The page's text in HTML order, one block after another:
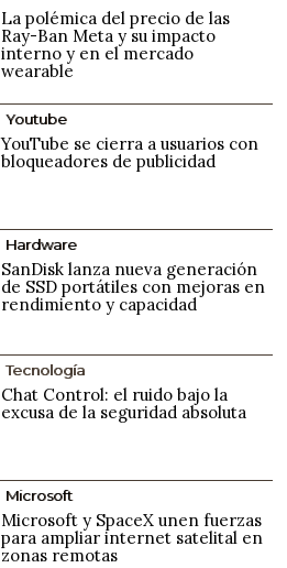
La polémica del precio de las
Ray-Ban Meta y su impacto
interno y en el mercado
wearable
Youtube
YouTube se cierra a usuarios con
bloqueadores de publicidad
Hardware
SanDisk lanza nueva generación
de SSD portátiles con mejoras en
rendimiento y capacidad
Tecnología
Chat Control: el ruido bajo la
excusa de la seguridad absoluta
Microsoft
Microsoft y SpaceX unen fuerzas
para ampliar internet satelital en
zonas remotas